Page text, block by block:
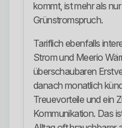
kommt, ist mehr als
Grünstromspruch.
Tariflich ebenfalls
Strom und Meerio
überschaubaren
danach monatlich
Treuevorteile und ein
Kommunikation. Das